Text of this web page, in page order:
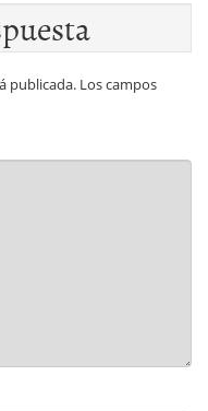
publicada. Los campos